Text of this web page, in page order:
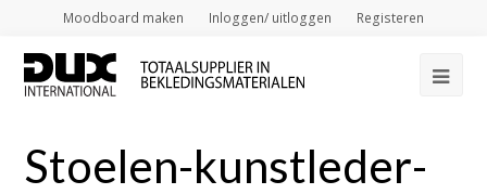
Moodboard maken Inloggen/ uitloggen Registeren
Stoelen-kunstleder-